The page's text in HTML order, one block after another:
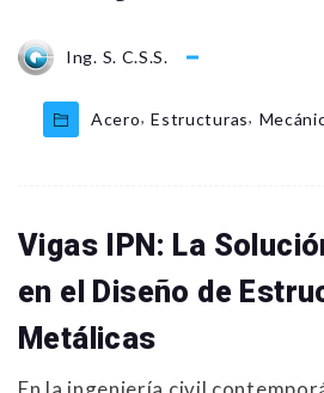
Ing. S. C.S.S.
Acero, Estructuras,
Vigas IPN: La
en el Diseño de
Metálicas